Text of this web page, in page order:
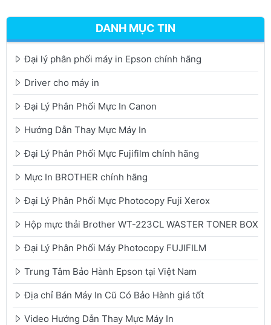
DANH MỤC TIN
Đại lý phân phối máy in Epson chính hãng
Driver cho máy in
Đại Lý Phân Phối Mực In Canon
Hướng Dẫn Thay Mực Máy In
Đại Lý Phân Phối Mực Fujifilm chính hãng
Mực In BROTHER chính hãng
Đại Lý Phân Phối Mực Photocopy Fuji Xerox
Hộp mực thải Brother WT-223CL WASTER TONER BOX
Đại Lý Phân Phối Máy Photocopy FUJIFILM
Trung Tâm Bảo Hành Epson tại Việt Nam
Địa chỉ Bán Máy In Cũ Có Bảo Hành giá tốt
Video Hướng Dẫn Thay Mực Máy In